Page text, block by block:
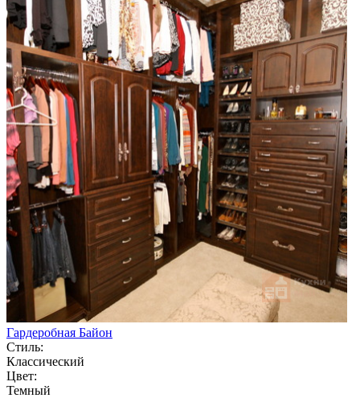
Гардеробная Байон
Стиль:
Классический
Цвет:
Темный